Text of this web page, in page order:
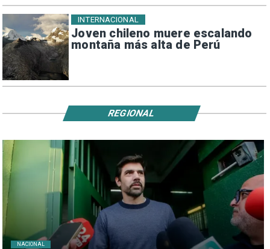
Joven chileno muere escalando
montaña más alta de Perú
INTERNACIONAL
NACIONAL
REGIONAL